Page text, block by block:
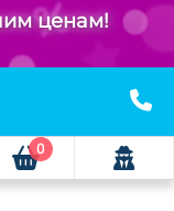
ценам!
0